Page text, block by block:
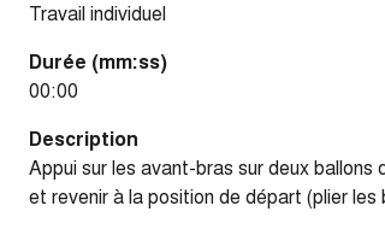
Travail individuel
Durée (mm:ss)
00:00
Description
Appui sur les avant-bras sur deux
et revenir à la position de départ (plier